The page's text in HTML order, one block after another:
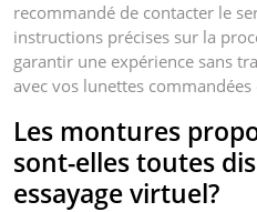
recommandé de contacter le
instructions précises sur la
garantir une expérience sans
avec vos lunettes commandées
Les montures
sont-elles toutes
essayage virtuel?